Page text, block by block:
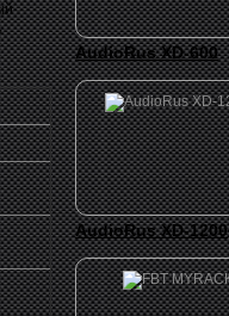
AudioRus XD-600
AudioRus XD-1200